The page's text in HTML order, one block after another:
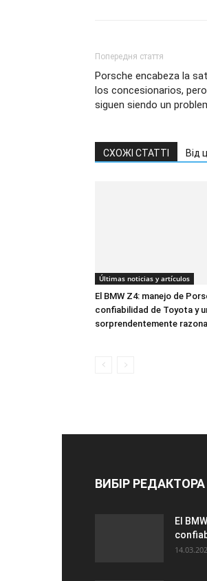
Попередня стаття
Porsche encabeza la
los concesionarios,
siguen siendo un
СХОЖІ СТАТТІ Від
Últimas noticias y artículos
El BMW Z4: manejo de
confiabilidad de Toyota y
sorprendentemente
ВИБІР РЕДАКТОРА
El